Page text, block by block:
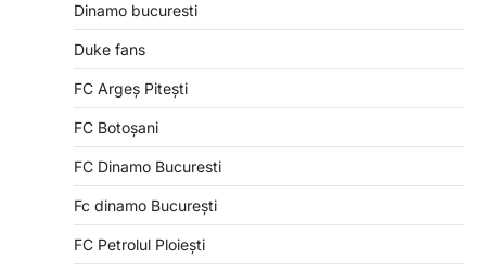
Dinamo bucuresti
Duke fans
FC Argeș Pitești
FC Botoșani
FC Dinamo Bucuresti
Fc dinamo București
FC Petrolul Ploiești